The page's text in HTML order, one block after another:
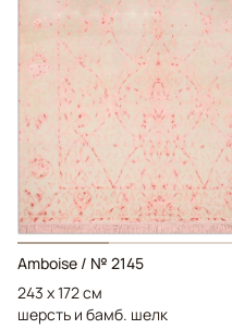
Amboise / № 2145
243 x 172 см
шерсть и бамб. шелк